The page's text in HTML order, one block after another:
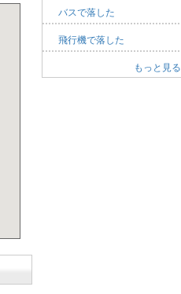
バスで落した
飛行機で落した
もっと見る